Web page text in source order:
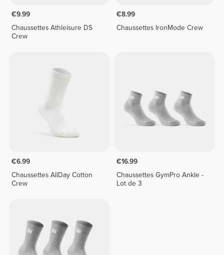
€9.99
Chaussettes Athleisure DS
Crew
€8.99
Chaussettes IronMode Crew
€6.99
Chaussettes AllDay Cotton
Crew
€16.99
Chaussettes GymPro Ankle -
Lot de 3